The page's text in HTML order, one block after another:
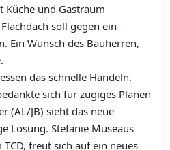
Küche und Gastraum
soll gegen ein
Ein Wunsch des Bauherren,
das schnelle Handeln.
sich für zügiges Planen
(AL/JB) sieht das neue
Lösung. Stefanie Museaus
freut sich auf ein neues